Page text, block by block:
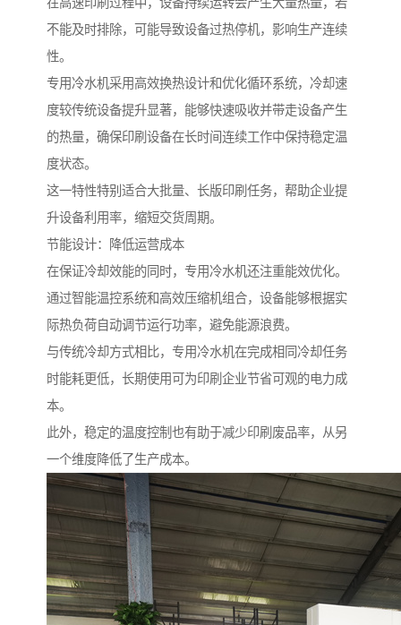
在高速印刷过程中，设备持续运转会产生大量热量，若
不能及时排除，可能导致设备过热停机，影响生产连续
性。
专用冷水机采用高效换热设计和优化循环系统，冷却速
度较传统设备提升显著，能够快速吸收并带走设备产生
的热量，确保印刷设备在长时间连续工作中保持稳定温
度状态。
这一特性特别适合大批量、长版印刷任务，帮助企业提
升设备利用率，缩短交货周期。
节能设计：降低运营成本
在保证冷却效能的同时，专用冷水机还注重能效优化。
通过智能温控系统和高效压缩机组合，设备能够根据实
际热负荷自动调节运行功率，避免能源浪费。
与传统冷却方式相比，专用冷水机在完成相同冷却任务
时能耗更低，长期使用可为印刷企业节省可观的电力成
本。
此外，稳定的温度控制也有助于减少印刷废品率，从另
一个维度降低了生产成本。